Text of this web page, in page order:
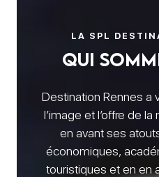
LA SPL
Qui
Destination Rennes a
l’image et l’offre de
en avant ses
économiques,
touristiques et en en